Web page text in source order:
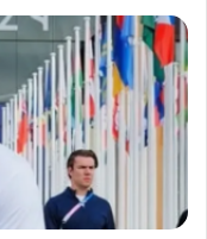
انسحاب
البطل
الجزائري
رضوان
دريس
لتجنب